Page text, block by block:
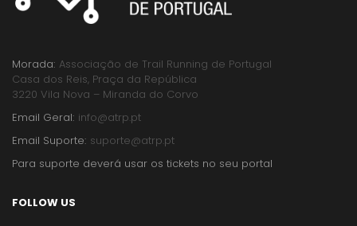
Morada: Associação de Trail Running de Portugal
Casa dos Reis, Praça da República
3220 Vila Nova – Miranda do Corvo
Email Geral: info@atrp.pt
Email Suporte: suporte@atrp.pt
Para suporte deverá usar os tickets no seu portal
FOLLOW US